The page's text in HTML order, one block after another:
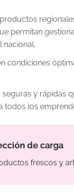
permitan
nacional.
condiciones
y rápidas
todos los
de carga
frescos y